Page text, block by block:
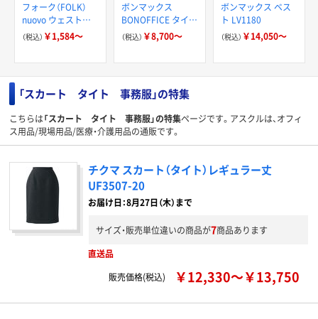
フォーク（FOLK）
nuovo ウェストゴ
ムＡラインスカート
（税込） ￥1,584～
ボンマックス
BONOFFICE タイト
スカート AS2303
（税込） ￥8,700～
ボンマックス ベス
ト LV1180
（税込） ￥14,050～
「スカート タイト 事務服」の特集
こちらは「スカート タイト 事務服」の特集ページです。アスクルは、オフィ
ス用品/現場用品/医療・介護用品の通販です。
チクマ スカート（タイト）レギュラー丈
UF3507-20
お届け日：8月27日（木）まで
サイズ・販売単位違いの商品が7商品あります
直送品
販売価格(税込)
￥12,330～￥13,750